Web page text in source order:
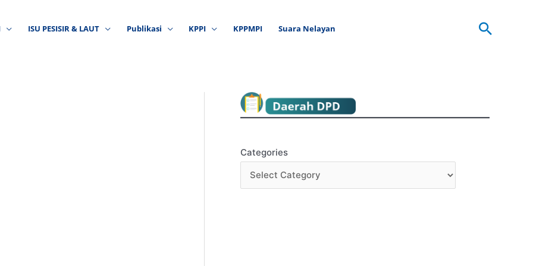
ISU PESISIR & LAUT Publikasi KPPI KPPMPI Suara Nelayan
Categories